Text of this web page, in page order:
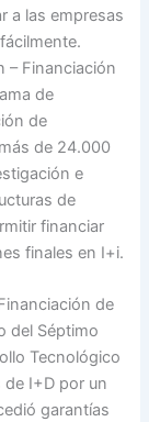
a las empresas
– Financiación
de
de
de 24.000
e
de
financiar
finales en I+i.
de
del Séptimo
Tecnológico
de I+D por un
garantías